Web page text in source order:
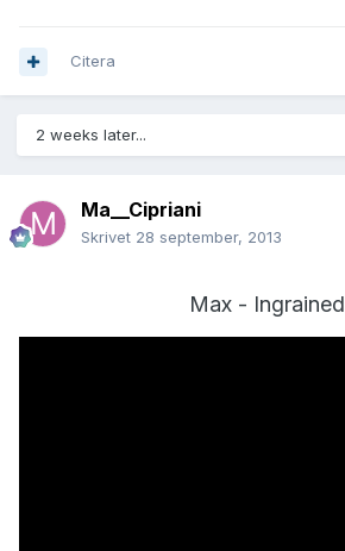
Citera
2 weeks later...
Ma__Cipriani
Skrivet 28 september, 2013
Max - Ingrained